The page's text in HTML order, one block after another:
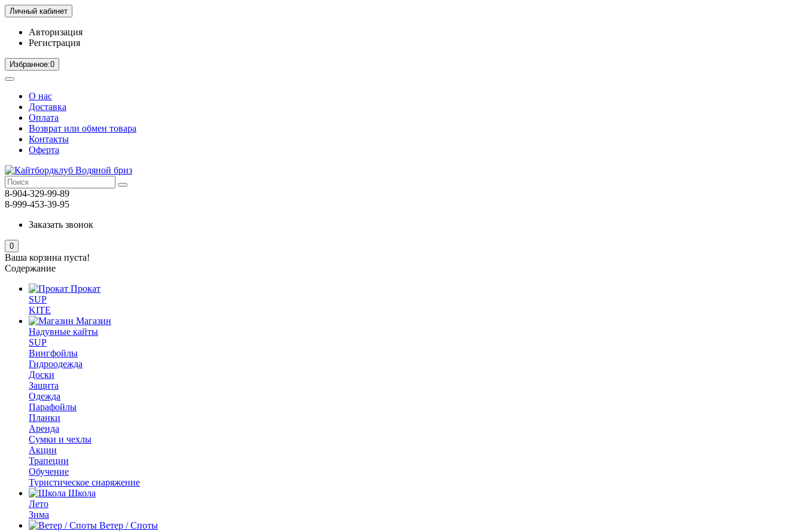
Личный кабинет
Авторизация
Регистрация
Избранное:0
О нас
Доставка
Оплата
Возврат или обмен товара
Контакты
Оферта
8-904-329-99-89
8-999-453-39-95
Заказать звонок
0
Ваша корзина пуста!
Содержание
Прокат
SUP
KITE
Магазин
Надувные кайты
SUP
Вингфойлы
Гидроодежда
Доски
Защита
Одежда
Парафойлы
Планки
Аренда
Сумки и чехлы
Акции
Трапеции
Обучение
Туристическое снаряжение
Школа
Лето
Зима
Ветер / Споты